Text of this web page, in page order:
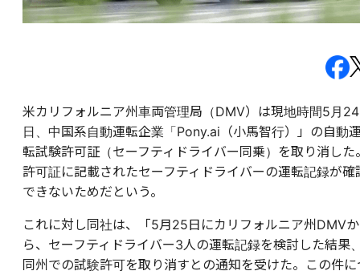
米カリフォルニア州車両管理局（DMV）は現地時間5月24
日、中国系自動運転企業「Pony.ai（小馬智行）」の自動
転試験許可証（セーフティドライバー同乗）を取り消した
許可証に記載されたセーフティドライバーの運転記録が確
できないためだという。
これに対し同社は、「5月25日にカリフォルニア州DMVか
ら、セーフティドライバー3人の運転記録を検討した結果
同州での試験許可を取り消すとの通知を受けた。この件に